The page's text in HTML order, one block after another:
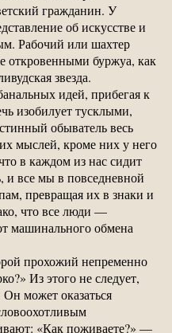
гражданин. У
об искусстве и
Рабочий или шахтер
откровенными буржуа, как
звезда.
идей, прибегая к
изобилует тусклыми,
обыватель весь
мыслей, кроме них у него
в каждом из нас сидит
и все мы в повседневной
превращая их в знаки и
что все люди —
машинального обмена
прохожий непременно
Из этого не следует,
может оказаться
«Как поживаете?» —